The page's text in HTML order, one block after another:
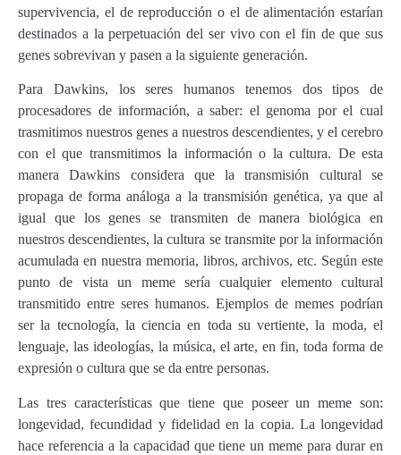
supervivencia, el de reproducción o el de alimentación estarían
destinados a la perpetuación del ser vivo con el fin de que sus
genes sobrevivan y pasen a la siguiente generación.
Para Dawkins, los seres humanos tenemos dos tipos de
procesadores de información, a saber: el genoma por el cual
trasmitimos nuestros genes a nuestros descendientes, y el cerebro
con el que transmitimos la información o la cultura. De esta
manera Dawkins considera que la transmisión cultural se
propaga de forma análoga a la transmisión genética, ya que al
igual que los genes se transmiten de manera biológica en
nuestros descendientes, la cultura se transmite por la información
acumulada en nuestra memoria, libros, archivos, etc. Según este
punto de vista un meme sería cualquier elemento cultural
transmitido entre seres humanos. Ejemplos de memes podrían
ser la tecnología, la ciencia en toda su vertiente, la moda, el
lenguaje, las ideologías, la música, el arte, en fin, toda forma de
expresión o cultura que se da entre personas.
Las tres características que tiene que poseer un meme son:
longevidad, fecundidad y fidelidad en la copia. La longevidad
hace referencia a la capacidad que tiene un meme para durar en